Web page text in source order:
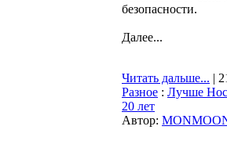
безопасности.
Далее...
Читать дальше... |
Разное : Лучше
20 лет
Автор: